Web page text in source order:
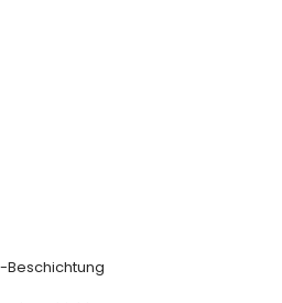
Beschichtung